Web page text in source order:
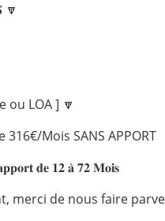
LOA ] 🔽
Mois SANS APPORT
𝐝𝐞 𝟏𝟐 𝐚̀ 𝟕𝟐 𝐌𝐨𝐢𝐬
merci de nous faire